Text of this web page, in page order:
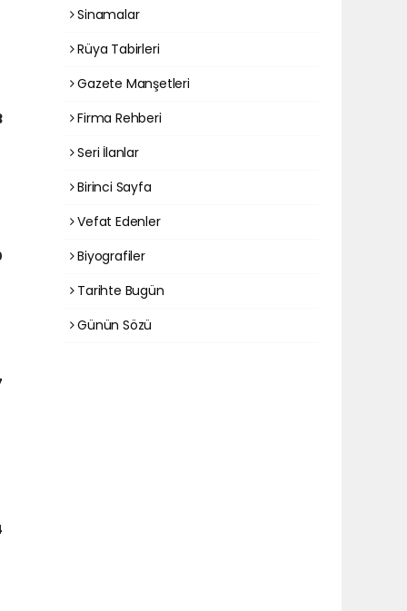
Sinamalar
Rüya Tabirleri
Gazete Manşetleri
Firma Rehberi
Seri İlanlar
Birinci Sayfa
Vefat Edenler
Biyografiler
Tarihte Bugün
Günün Sözü